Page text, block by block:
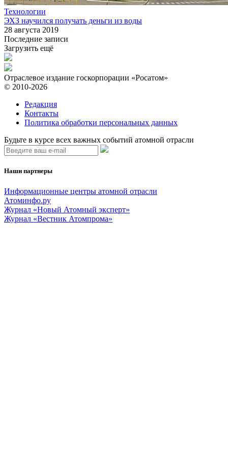
Технологии
ЭХЗ научился получать деньги из воды
28 августа 2019
Последние записи
Загрузить ещё
Отраслевое издание госкорпорации «Росатом»
© 2010-2026
Редакция
Контакты
Политика обработки персональных данных
Будьте в курсе всех важных событий атомной отрасли
Наши партнеры
Информационные центры атомной отрасли
Атоминфо.ру
Журнал «Новый Атомный эксперт»
Журнал «Вестник Атомпрома»